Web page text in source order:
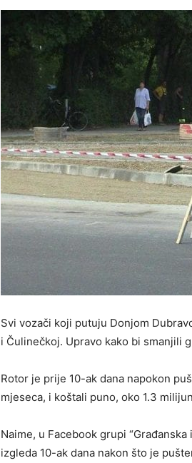
Svi vozači koji putuju Donjom
i Čulinečkoj. Upravo kako bi smanjili
Rotor je prije 10-ak dana napokon
mjeseca, i koštali puno, oko 1.3
Naime, u Facebook grupi
izgleda 10-ak dana nakon što je